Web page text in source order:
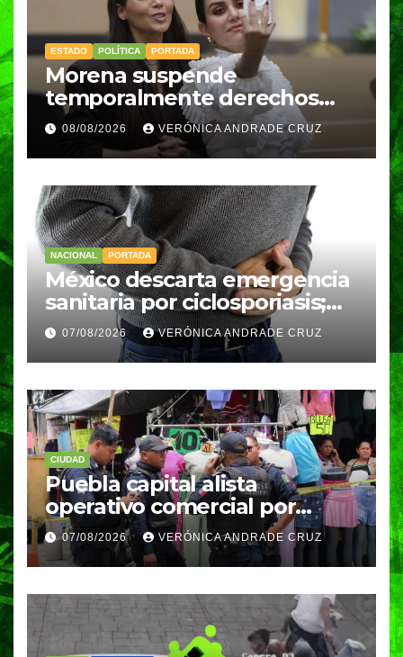
ESTADO POLÍTICA PORTADA
Morena suspende
temporalmente derechos
partidarios de Nayeli Salvatori
y Graciela Palomares
08/08/2026 VERÓNICA ANDRADE CRUZ
NACIONAL PORTADA
México descarta emergencia
sanitaria por ciclosporiasis;
reportan 33 casos en dos
meses
07/08/2026 VERÓNICA ANDRADE CRUZ
CIUDAD
Puebla capital alista
operativo comercial por
fiestas patrias y regreso a
clases
07/08/2026 VERÓNICA ANDRADE CRUZ